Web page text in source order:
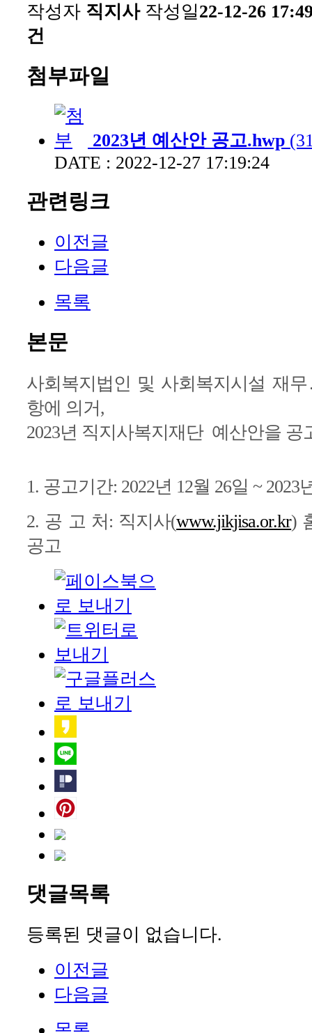
작성자 직지사 작성일22-12-26
건
첨부파일
2023년 예산안 공고.hwp
DATE : 2022-12-27 17:19:24
관련링크
이전글
다음글
목록
본문
사회복지법인 및 사회복지시설 재무
항에 의거,
2023년 직지사복지재단 예산안을 공
1. 공고기간: 2022년 12월 26일 ~ 2023
2. 공 고 처: 직지사(www.jikjisa.or.kr)
공고
댓글목록
등록된 댓글이 없습니다.
이전글
다음글